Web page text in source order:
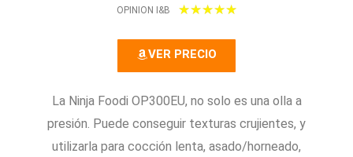
OPINION I&B ★★★★★5
VER PRECIO
La Ninja Foodi OP300EU, no solo es una olla a
presión. Puede conseguir texturas crujientes, y
utilizarla para cocción lenta, asado/horneado,